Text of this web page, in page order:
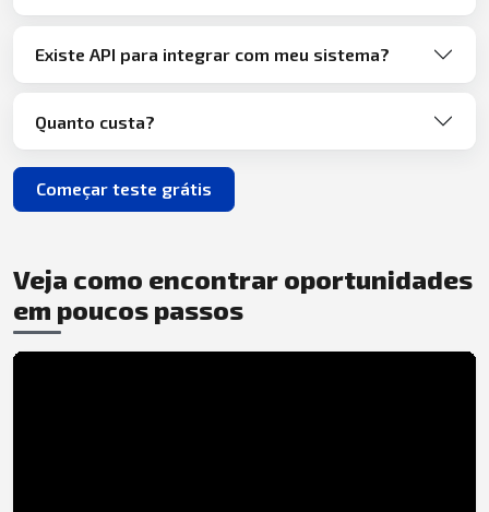
Existe API para integrar com meu sistema?
Quanto custa?
Começar teste grátis
Veja como encontrar oportunidades
em poucos passos